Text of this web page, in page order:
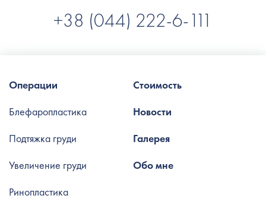
+38 (044) 222-6-111
Стоимость
Новости
Галерея
Обо мне
Операции
Блефаропластика
Подтяжка груди
Увеличение груди
Ринопластика